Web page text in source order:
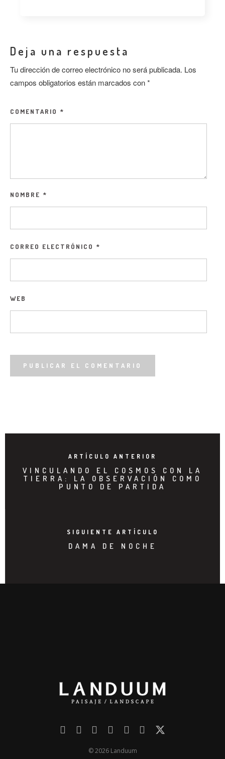
Deja una respuesta
Tu dirección de correo electrónico no será publicada. Los
campos obligatorios están marcados con*
COMENTARIO *
NOMBRE *
CORREO ELECTRÓNICO *
WEB
ARTÍCULO ANTERIOR
VINCULANDO EL COSMOS CON LA
TIERRA: LA OBSERVACIÓN COMO
PUNTO DE PARTIDA
SIGUIENTE ARTÍCULO
DAMA DE NOCHE
© 2026 Landuum